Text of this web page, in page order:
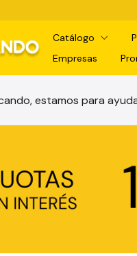
Catálogo
Empresas
estamos para